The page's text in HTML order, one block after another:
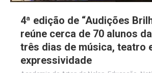
4ª edição de “Audições
reúne cerca de 70 alunos
três dias de música, teatro
expressividade